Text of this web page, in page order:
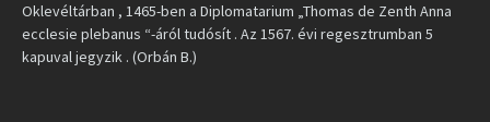
Oklevéltárban , 1465-ben a Diplomatarium „Thomas de Zenth Anna
ecclesie plebanus “-áról tudósít . Az 1567. évi regesztrumban 5
kapuval jegyzik . (Orbán B.)